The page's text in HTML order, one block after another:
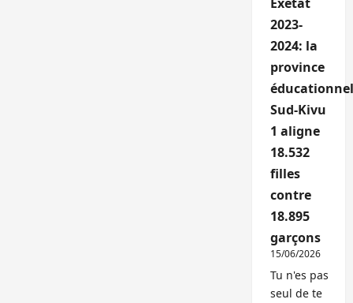
2023-
2024: la
province
Sud-Kivu
1 aligne
18.532
filles
contre
18.895
garçons
15/06/2026
Tu n'es pas
seul de te